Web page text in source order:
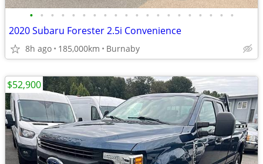
• • • • • • • • • • • • • • • • • • • •
2020 Subaru Forester 2.5i Convenience
8h ago 185,000km Burnaby
$52,900